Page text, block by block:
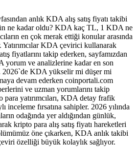
anlık KDA alış satış fiyatı takibi
ne kadar oldu? KDA kaç TL, 1 KDA ne
en çok merak ettiği konular arasında
Yatırımcılar KDA çevirici kullanarak
fiyatlarını takip ederken, sayfamızdan
ve analizlerine kadar en son
2026`de KDA yükselir mi düşer mi
devam ederken coinportali.com
ve uzman yorumlarını takip
yatırımcıları, KDA detay frafik
inceleme fırsatına sahipler. 2026 yılında
odağında yer aldığından günlük,
kripto para alış satış fiyatı hareketleri
öne çıkarken, KDA anlık takibi
özelliği büyük kolaylık sağlıyor.